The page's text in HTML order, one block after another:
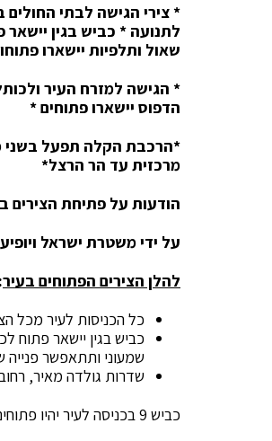
*צירי הגישה לבתי החולים
לתנועה * כביש בגין יישאר
שאול ותלפיות יישארו
* הגישה למזרח העיר
הדפוס יישארו פתוחים*
*הרכבת הקלה תפעל בשני
מרכזית עד הר הרצל*
הודעות על פתיחת הצירים
על ידי משטרת ישראל
להלן הצירים הפתוחים בעיר:
כל הכניסות לעיר מכל הצדדים פתוחות : כביש 1,
כביש בגין יישאר פתוח
שמעוני ותתאפשר פנייה
שדרות גולדה מאיר,
כביש 9 בכניסה לעיר יהיו פתוחים.